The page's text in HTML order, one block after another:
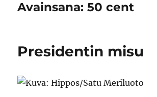
Avainsana:50 cent
Presidentin misu